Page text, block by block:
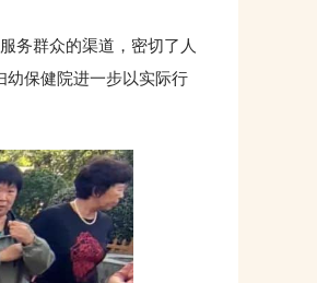
务群众的渠道，密切了人
幼保健院进一步以实际行